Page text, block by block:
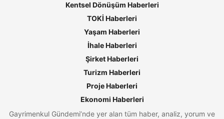
Kentsel Dönüşüm Haberleri
TOKİ Haberleri
Yaşam Haberleri
İhale Haberleri
Şirket Haberleri
Turizm Haberleri
Proje Haberleri
Ekonomi Haberleri
Gayrimenkul Gündemi’nde yer alan tüm haber, analiz, yorum ve